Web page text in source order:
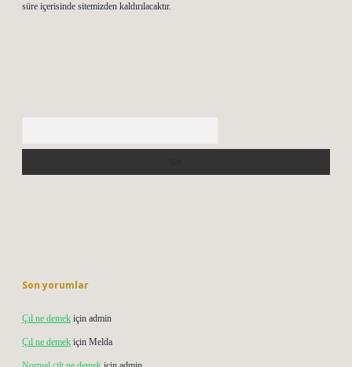
süre içerisinde sitemizden kaldırılacaktır.
Son yorumlar
Çıl ne demek için admin
Çıl ne demek için Melda